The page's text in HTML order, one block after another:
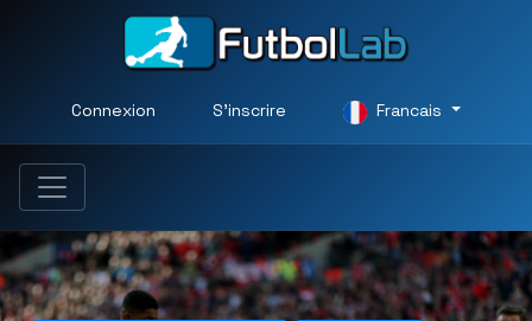
Connexion S'inscrire Francais